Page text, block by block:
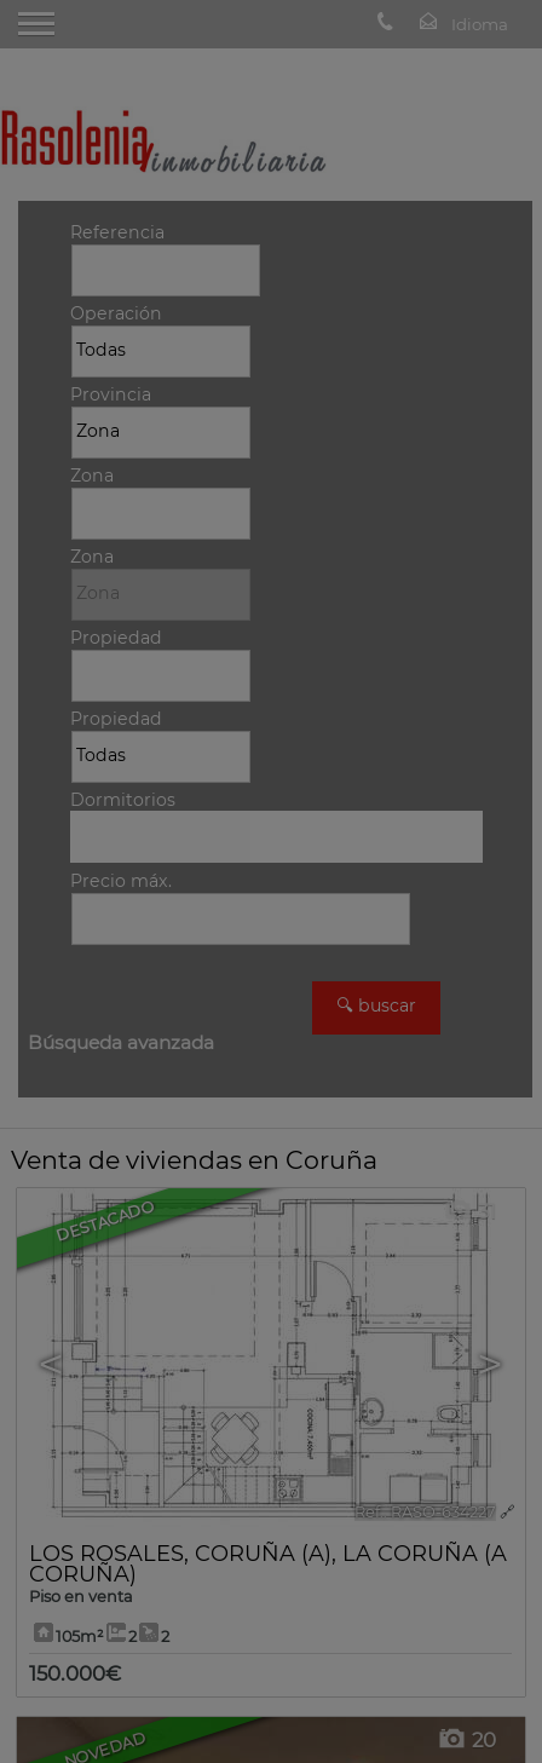
Referencia
Operación
Provincia
Zona
Zona
Propiedad
Propiedad
Dormitorios
Precio máx.
Búsqueda avanzada
Venta de viviendas en Coruña
DESTACADO
< >
31
Ref.. RASO-634227 🔗
LOS ROSALES, CORUÑA (A), LA CORUÑA (A
CORUÑA)
Piso en venta
105m² 2 2
150.000€
NOVEDAD 20